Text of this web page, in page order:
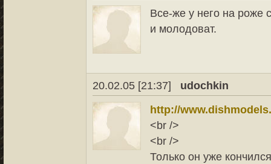
Все-же у него на роже
и молодоват.
20.02.05 [21:37]
udochkin
http://
<br />
<br />
Только он уже